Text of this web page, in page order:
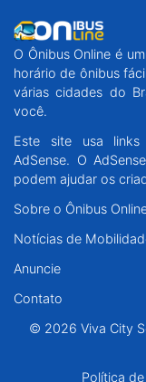
O Ônibus Online é
horário de ônibus
várias cidades do
você.
Este site usa
AdSense. O
podem ajudar os
Sobre o Ônibus
Notícias de
Anuncie
Contato
© 2026 Viva City
Política